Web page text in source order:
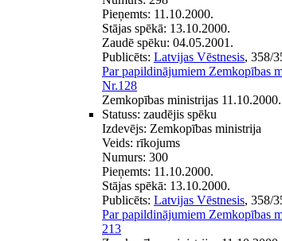
Pieņemts: 11.10.2000.
Stājas spēkā: 13.10.2000.
Zaudē spēku: 04.05.2001.
Publicēts: Latvijas Vēstnesis, 358/
Par papildinājumiem Zemkopības
Nr.128
Zemkopības ministrijas
Statuss: zaudējis spēku
Izdevējs: Zemkopības ministrija
Veids: rīkojums
Numurs: 300
Pieņemts: 11.10.2000.
Stājas spēkā: 13.10.2000.
Publicēts: Latvijas Vēstnesis, 358/
Par papildinājumiem Zemkopības
213